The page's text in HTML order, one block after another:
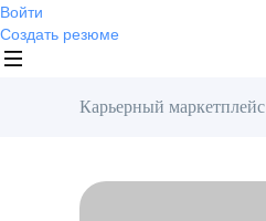
Войти
Создать резюме
Карьерный маркетплейс